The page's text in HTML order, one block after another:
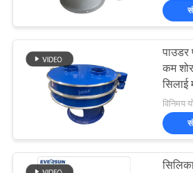
कम
सिलाई
विनिमय